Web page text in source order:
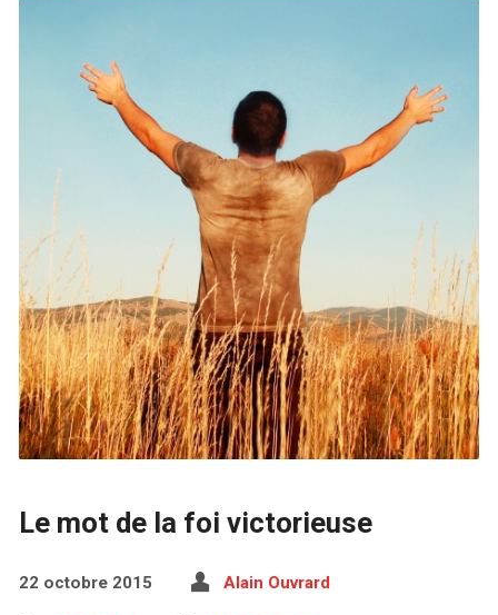
Le mot de la foi victorieuse
22 octobre 2015 Alain Ouvrard